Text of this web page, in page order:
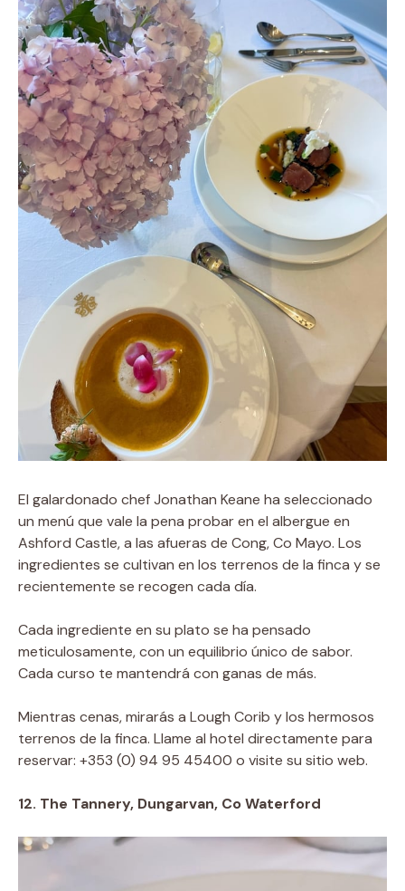
El galardonado chef Jonathan Keane ha seleccionado
un menú que vale la pena probar en el albergue en
Ashford Castle, a las afueras de Cong, Co Mayo. Los
ingredientes se cultivan en los terrenos de la finca y se
recientemente se recogen cada día.
Cada ingrediente en su plato se ha pensado
meticulosamente, con un equilibrio único de sabor.
Cada curso te mantendrá con ganas de más.
Mientras cenas, mirarás a Lough Corib y los hermosos
terrenos de la finca. Llame al hotel directamente para
reservar: +353 (0) 94 95 45400 o visite su sitio web.
12. The Tannery, Dungarvan, Co Waterford